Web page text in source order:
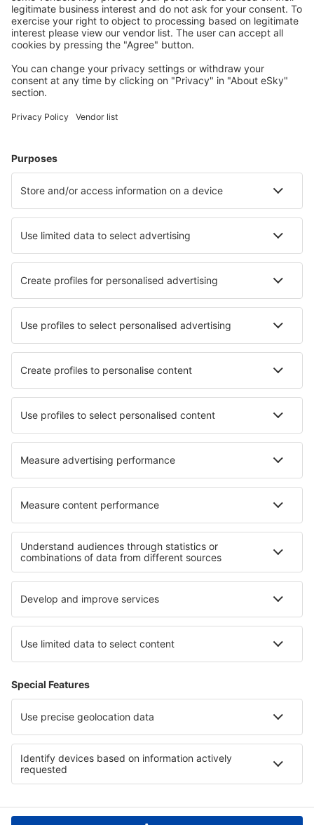
Prețuri atractive și oferte speciale pentru utilizatorii
conectați.
Alege din peste 1,3 mil. de opţiuni: hoteluri, cabane,
apartamente și altele.
Hoteluri în Franţa - Orașe populare
Hoteluri în Nisa Hoteluri în Cannes Hoteluri în Paris
Hoteluri în Le Cap d`Agde Hoteluri în Frejus
Hoteluri în Saint-Jean-de-Monts Hoteluri în Arles
Cele mai bune hoteluri - orașe
Hoteluri în Rustigazzo Hoteluri în Pāvilosta
Hoteluri în Amieira Hoteluri în Owińska
Hoteluri în Predazzo Hoteluri în Cookham
Cele mai bune hoteluri - regiuni
Hoteluri în Val Cenis Hoteluri in Alpii Francezi
Hoteluri în Burgundia Hoteluri în Bretania
Hoteluri în Valea Loirei Hoteluri în Florida Keys
Hoteluri in Chiang Mai Hoteluri in Southeastern Anatolia